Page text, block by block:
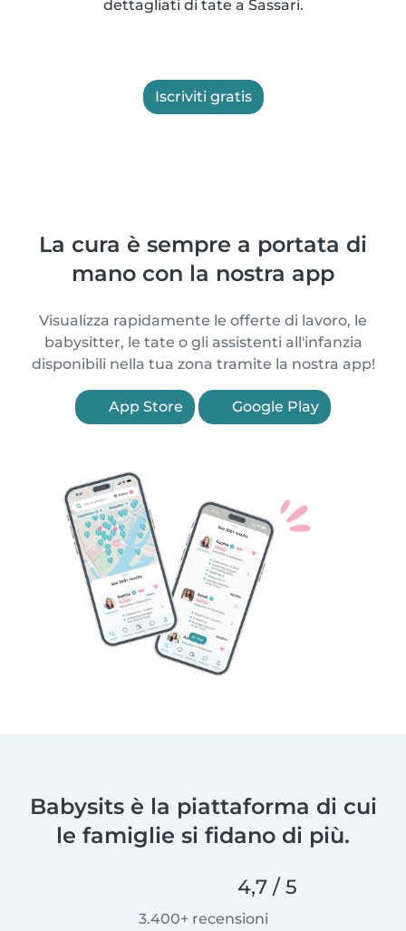
dettagliati di tate a Sassari.
Iscriviti gratis
La cura è sempre a portata di
mano con la nostra app
Visualizza rapidamente le offerte di lavoro, le
babysitter, le tate o gli assistenti all'infanzia
disponibili nella tua zona tramite la nostra app!
App Store Google Play
Babysits è la piattaforma di cui
le famiglie si fidano di più.
4,7 / 5
3.400+ recensioni